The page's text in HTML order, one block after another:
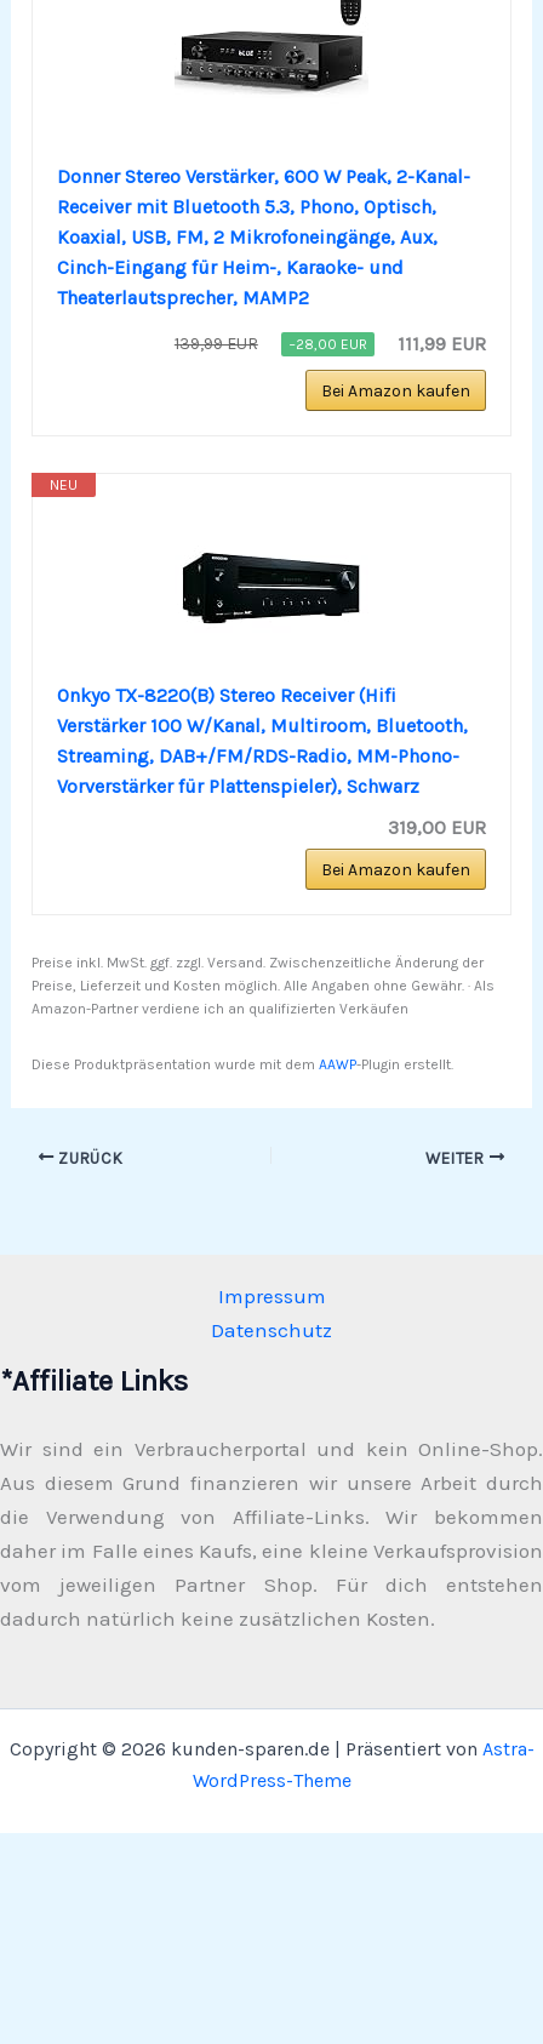
Donner Stereo Verstärker, 600 W Peak, 2-Kanal-
Receiver mit Bluetooth 5.3, Phono, Optisch,
Koaxial, USB, FM, 2 Mikrofoneingänge, Aux,
Cinch-Eingang für Heim-, Karaoke- und
Theaterlautsprecher, MAMP2
139,99 EUR −28,00 EUR 111,99 EUR
Bei Amazon kaufen
NEU
Onkyo TX-8220(B) Stereo Receiver (Hifi
Verstärker 100 W/Kanal, Multiroom, Bluetooth,
Streaming, DAB+/FM/RDS-Radio, MM-Phono-
Vorverstärker für Plattenspieler), Schwarz
319,00 EUR
Bei Amazon kaufen
Preise inkl. MwSt. ggf. zzgl. Versand. Zwischenzeitliche Änderung der
Preise, Lieferzeit und Kosten möglich. Alle Angaben ohne Gewähr. · Als
Amazon-Partner verdiene ich an qualifizierten Verkäufen
Diese Produktpräsentation wurde mit demAAWP-Plugin erstellt.
ZURÜCK WEITER
Impressum
Datenschutz
*Affiliate Links
Wir sind ein Verbraucherportal und kein Online-Shop.
Aus diesem Grund finanzieren wir unsere Arbeit durch
die Verwendung von Affiliate-Links. Wir bekommen
daher im Falle eines Kaufs, eine kleine Verkaufsprovision
vom jeweiligen Partner Shop. Für dich entstehen
dadurch natürlich keine zusätzlichen Kosten.
Copyright © 2026 kunden-sparen.de | Präsentiert von Astra-
WordPress-Theme